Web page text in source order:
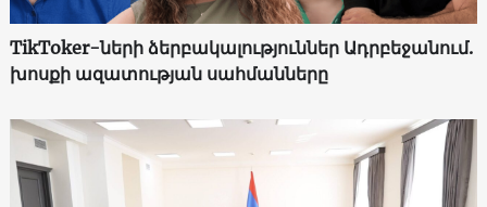
TikToker-ների ձերբակալություններ Ադրբեջանում.
խոսքի ազատության սահմանները